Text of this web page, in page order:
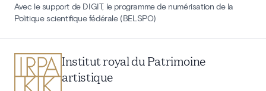
Avec le support de DIGIT, le programme de numérisation de la
Politique scientifique fédérale (BELSPO)
Institut royal du Patrimoine
artistique